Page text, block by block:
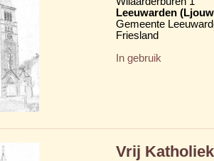
Leeuwarden
Gemeente
Friesland
In gebruik
Vrij